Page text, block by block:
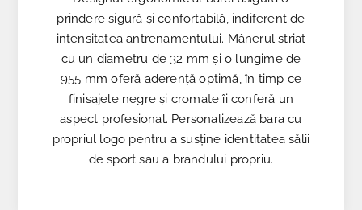
prindere sigură și confortabilă, indiferent de
intensitatea antrenamentului. Mânerul striat
cu un diametru de 32 mm și o lungime de
955 mm oferă aderență optimă, în timp ce
finisajele negre și cromate îi conferă un
aspect profesional. Personalizează bara cu
propriul logo pentru a susține identitatea sălii
de sport sau a brandului propriu.